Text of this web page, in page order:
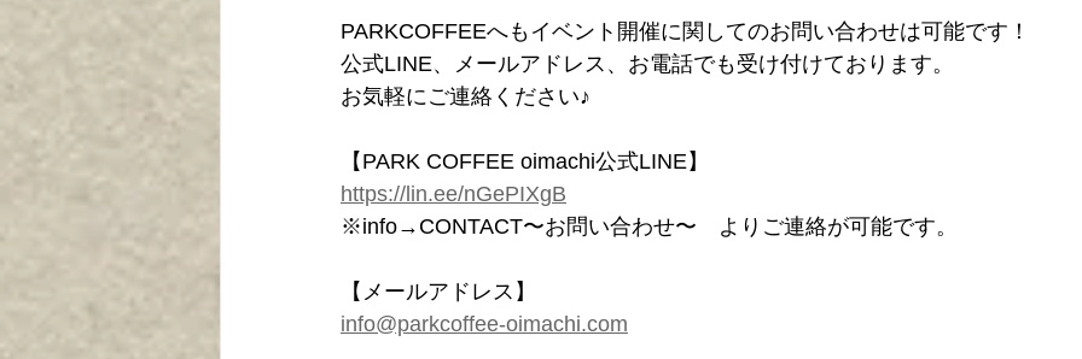
PARKCOFFEEへもイベント開催に関してのお問い合わせは可能です！
公式LINE、メールアドレス、お電話でも受け付けております。
お気軽にご連絡ください♪
【PARK COFFEE oimachi公式LINE】
https://lin.ee/nGePIXgB
※info→CONTACT〜お問い合わせ〜　よりご連絡が可能です。
【メールアドレス】
info@parkcoffee-oimachi.com